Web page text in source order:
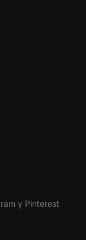
y Pinterest